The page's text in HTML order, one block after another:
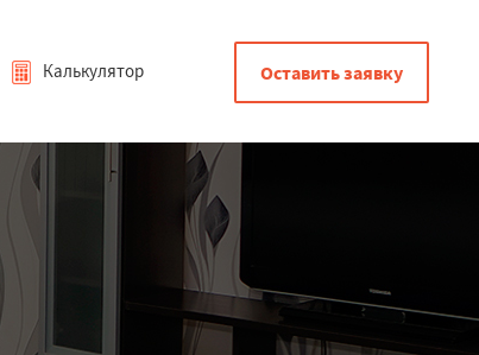
Калькулятор Оставить заявку